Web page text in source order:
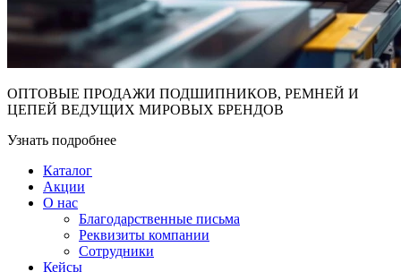
ОПТОВЫЕ ПРОДАЖИ ПОДШИПНИКОВ, РЕМНЕЙ И
ЦЕПЕЙ ВЕДУЩИХ МИРОВЫХ БРЕНДОВ
Узнать подробнее
Каталог
Акции
О нас
Благодарственные письма
Реквизиты компании
Сотрудники
Кейсы